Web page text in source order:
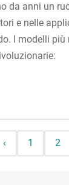
da anni un
e nelle
I modelli più
pagina
Pagina
‹ Page
1 2